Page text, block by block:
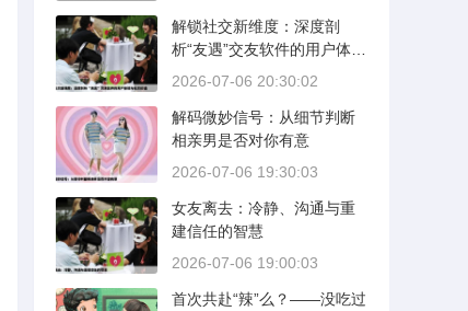
解锁社交新维度：深度剖
析“友遇”交友软件的用户体验
与社交价值
2026-07-06 20:30:02
解码微妙信号：从细节判断
相亲男是否对你有意
2026-07-06 19:30:03
女友离去：冷静、沟通与重
建信任的智慧
2026-07-06 19:00:03
首次共赴“辣”么？——没吃过